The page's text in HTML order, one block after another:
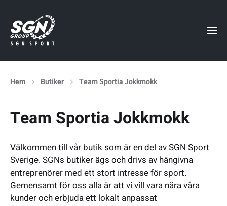
Hem Butiker Team Sportia Jokkmokk
Team Sportia Jokkmokk
Välkommen till vår butik som är en del av SGN Sport
Sverige. SGNs butiker ägs och drivs av hängivna
entreprenörer med ett stort intresse för sport.
Gemensamt för oss alla är att vi vill vara nära våra
kunder och erbjuda ett lokalt anpassat